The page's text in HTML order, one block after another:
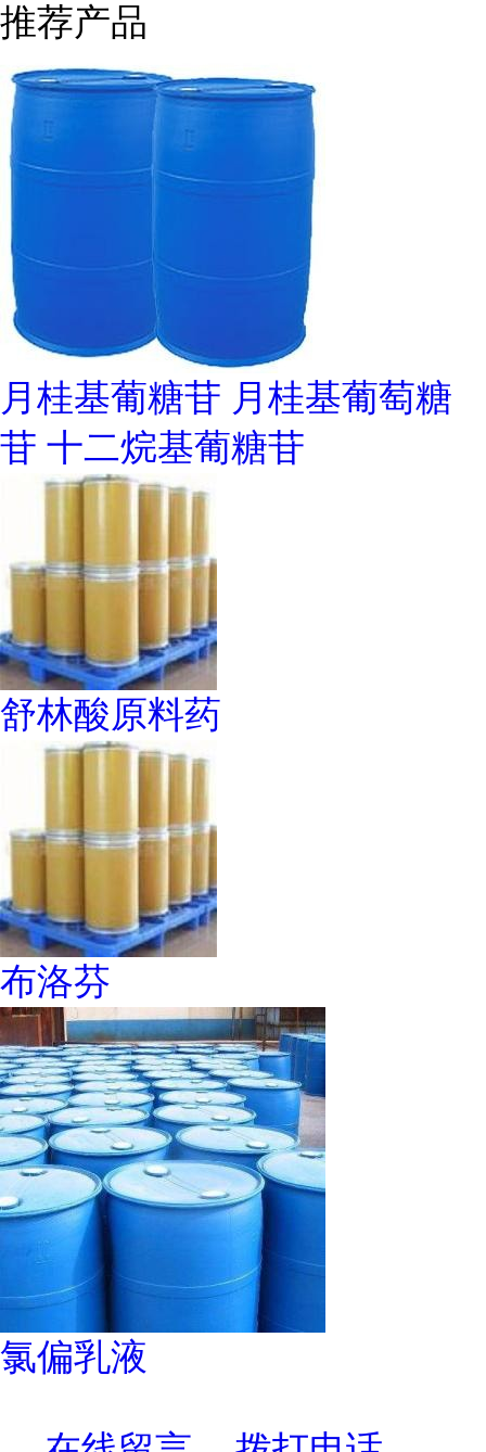
推荐产品
月桂基葡糖苷 月桂基葡萄糖
苷 十二烷基葡糖苷
舒林酸原料药
布洛芬
氯偏乳液